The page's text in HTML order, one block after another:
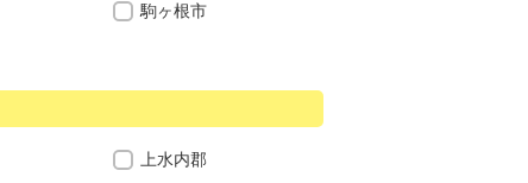
駒ヶ根市
上水内郡